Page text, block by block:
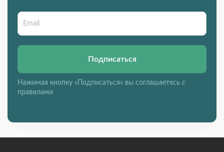
Подписаться
Нажимая кнопку «Подписаться» вы соглашаетесь с
правилами